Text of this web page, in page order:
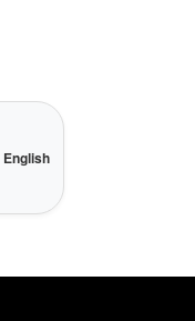
English